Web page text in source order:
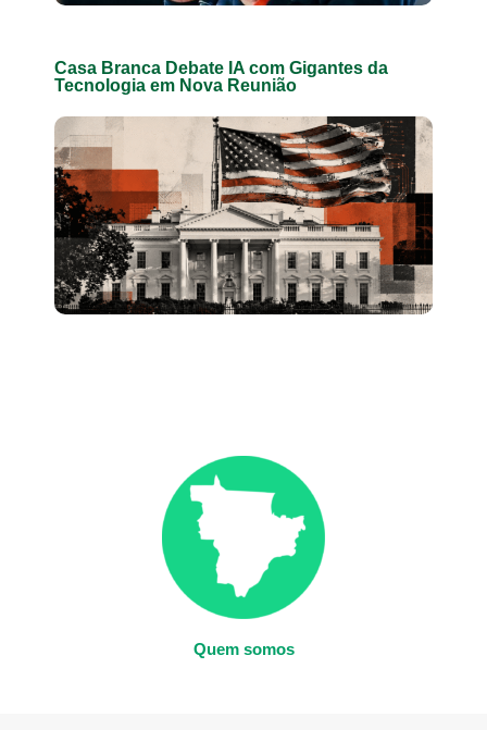
Casa Branca Debate IA com Gigantes da
Tecnologia em Nova Reunião
Quem somos